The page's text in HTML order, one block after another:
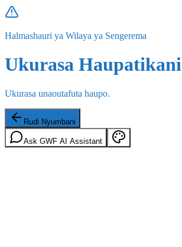
Halmashauri ya Wilaya ya Sengerema
Ukurasa Haupatikani
Ukurasa unaoutafuta haupo.
Rudi Nyumbani
Ask GWF AI Assistant